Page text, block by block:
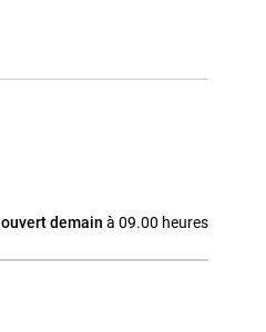
ouvert demain à 09.00 heures